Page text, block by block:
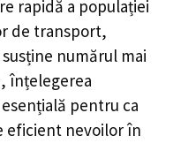
rapidă a populației
de transport,
numărul mai
înțelegerea
pentru ca
eficient nevoilor în